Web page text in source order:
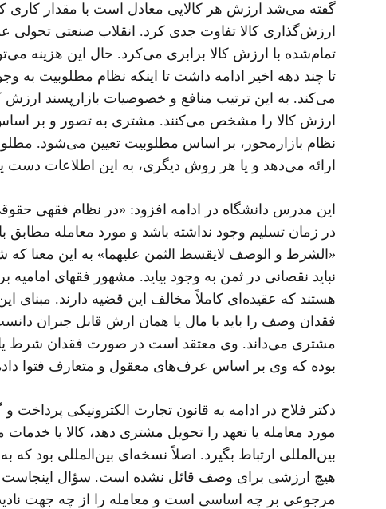
گفته می‌شد ارزش هر کالایی معادل است با مقدار کاری
ارزش‌گذاری کالا تفاوت جدی کرد. انقلاب صنعتی تحولی
تمام‌شده با ارزش کالا برابری می‌کرد. حال این هزینه
تا چند دهه اخیر ادامه داشت تا اینکه نظام مطلوبیت
می‌کند. به این ترتیب منافع و خصوصیات بازارپسند ارزش
ارزش کالا را مشخص می‌کنند. مشتری به تصور و بر اساس
نظام بازارمحور، بر اساس مطلوبیت تعیین می‌شود.
ارائه می‌دهد و یا هر روش دیگری، به این اطلاعات دست
این مدرس دانشگاه در ادامه افزود: «در نظام فقهی
در زمان تسلیم وجود نداشته باشد و مورد معامله
«الشرط و الوصف لایقسط الثمن علیهما» به این معنا
نباید نقصانی در ثمن به وجود بیاید. مشهور فقهای
هستند که عقیده‌ای کاملاً مخالف این قضیه دارند.
فقدان وصف را باید با مال یا همان ارش قابل جبران
مشتری می‌داند. وی معتقد است در صورت فقدان شرط یا
بوده که وی بر اساس عرف‌های معقول و متعارف فتوا
مورد معامله یا تعهد را تحویل مشتری دهد، کالا یا
بین‌المللی ارتباط بگیرد. اصلاً نسخه‌ای بین‌المللی
هیچ ارزشی برای وصف قائل نشده است. سؤال اینجاست
مرجوعی بر چه اساسی است و معامله را از چه جهت